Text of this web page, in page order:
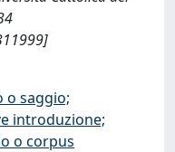
o saggio;
introduzione;
o corpus